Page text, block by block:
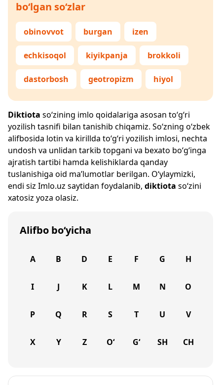
bo‘lgan so‘zlar
obinovvot burgan izen
echkisoqol kiyikpanja brokkoli
dastorbosh geotropizm hiyol
Diktiota so‘zining imlo qoidalariga asosan to‘g‘ri
yozilish tasnifi bilan tanishib chiqamiz. So‘zning o‘zbek
alifbosida lotin va kirillda to‘g‘ri yozilish imlosi, nechta
undosh va unlidan tarkib topgani va bexato bo‘g‘inga
ajratish tartibi hamda kelishiklarda qanday
tuslanishiga oid ma’lumotlar berilgan. O‘ylaymizki,
endi siz Imlo.uz saytidan foydalanib, diktiota so‘zini
xatosiz yoza olasiz.
Alifbo bo‘yicha
A B D E F G H
I J K L M N O
P Q R S T U V
X Y Z O‘ G‘ SH CH